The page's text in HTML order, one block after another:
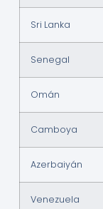
Sri Lanka
Senegal
Omán
Camboya
Azerbaiyán
Venezuela